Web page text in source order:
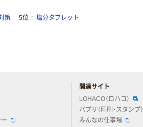
策 5位 塩分タブレット
関連サイト
LOHACO（ロハコ）
パプリ（印刷・スタンプ）
みんなの仕事場